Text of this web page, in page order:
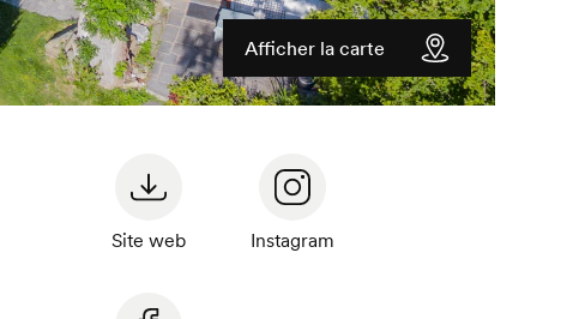
Afficher la carte
Site web Instagram